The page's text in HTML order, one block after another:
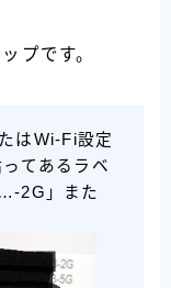
プです。
はWi-Fi設定
てあるラベ
2G」また